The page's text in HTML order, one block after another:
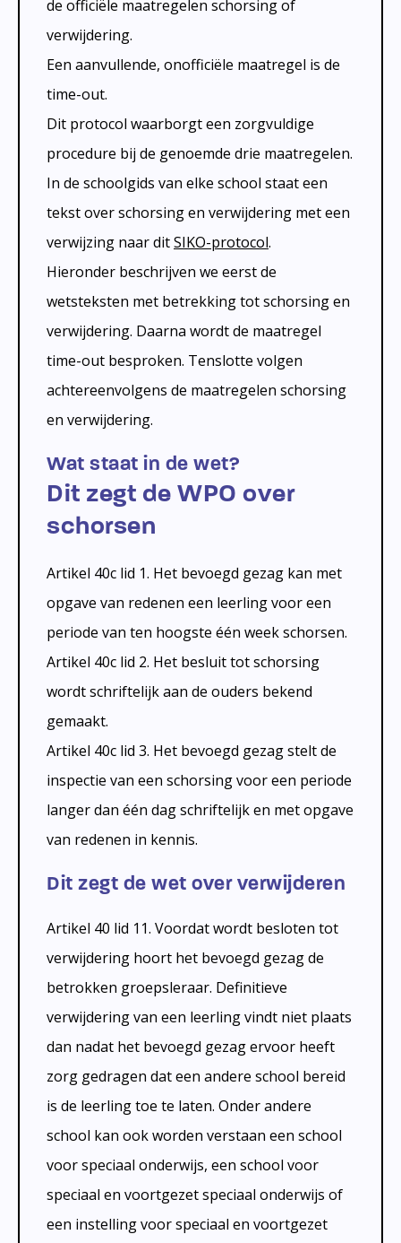
Cultuureducatie
Rijke leeromgeving
Voortgezet Onderwijs
Zorgbeleidsplan
Dyslexie
Jeugdverpleegkundige
Logopedie
Transparantie
Bibliotheek op school
Verlof
de officiële maatregelen schorsing of
verwijdering.
Een aanvullende, onofficiële maatregel is de
time-out.
Dit protocol waarborgt een zorgvuldige
procedure bij de genoemde drie maatregelen.
In de schoolgids van elke school staat een
tekst over schorsing en verwijdering met een
verwijzing naar ditSIKO-protocol.
Hieronder beschrijven we eerst de
wetsteksten met betrekking tot schorsing en
verwijdering. Daarna wordt de maatregel
time-out besproken. Tenslotte volgen
achtereenvolgens de maatregelen schorsing
en verwijdering.
Wat staat in de wet?
Dit zegt de WPO over
schorsen
Artikel 40c lid 1. Het bevoegd gezag kan met
opgave van redenen een leerling voor een
periode van ten hoogste één week schorsen.
Artikel 40c lid 2. Het besluit tot schorsing
wordt schriftelijk aan de ouders bekend
gemaakt.
Artikel 40c lid 3. Het bevoegd gezag stelt de
inspectie van een schorsing voor een periode
langer dan één dag schriftelijk en met opgave
van redenen in kennis.
Dit zegt de wet over verwijderen
Artikel 40 lid 11. Voordat wordt besloten tot
verwijdering hoort het bevoegd gezag de
betrokken groepsleraar. Definitieve
verwijdering van een leerling vindt niet plaats
dan nadat het bevoegd gezag ervoor heeft
zorg gedragen dat een andere school bereid
is de leerling toe te laten. Onder andere
school kan ook worden verstaan een school
voor speciaal onderwijs, een school voor
speciaal en voortgezet speciaal onderwijs of
een instelling voor speciaal en voortgezet